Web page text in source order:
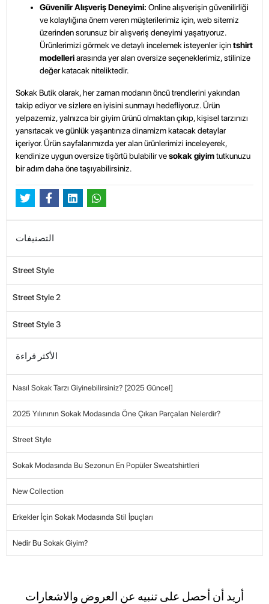
Güvenilir Alışveriş Deneyimi: Online alışverişin güvenilirliği
ve kolaylığına önem veren müşterilerimiz için, web sitemiz
üzerinden sorunsuz bir alışveriş deneyimi yaşatıyoruz.
Ürünlerimizi görmek ve detaylı incelemek isteyenler içintshirt
modelleriarasında yer alan oversize seçeneklerimiz, stilinize
değer katacak niteliktedir.
Sokak Butikolarak, her zaman modanın öncü trendlerini yakından
takip ediyor ve sizlere en iyisini sunmayı hedefliyoruz. Ürün
yelpazemiz, yalnızca bir giyim ürünü olmaktan çıkıp, kişisel tarzınızı
yansıtacak ve günlük yaşantınıza dinamizm katacak detaylar
içeriyor. Ürün sayfalarımızda yer alan ürünlerimizi inceleyerek,
kendinize uygun oversize tişörtü bulabilir vesokak giyimtutkunuzu
bir adım daha öne taşıyabilirsiniz.
التصنيفات
Street Style
Street Style 2
Street Style 3
الأكثر قراءة
Nasıl Sokak Tarzı Giyinebilirsiniz? [2025 Güncel]
2025 Yılınının Sokak Modasında Öne Çıkan Parçaları Nelerdir?
Street Style
Sokak Modasında Bu Sezonun En Popüler Sweatshirtleri
New Collection
Erkekler İçin Sokak Modasında Stil İpuçları
Nedir Bu Sokak Giyim?
أريد أن أحصل على تنبيه عن العروض والاشعارات